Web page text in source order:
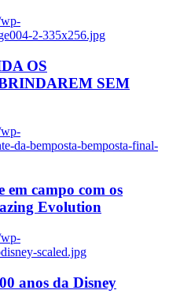
2-335x256.jpg
OS
SEM
da-bemposta-bemposta-final-
campo com os
Evolution
scaled.jpg
anos da Disney